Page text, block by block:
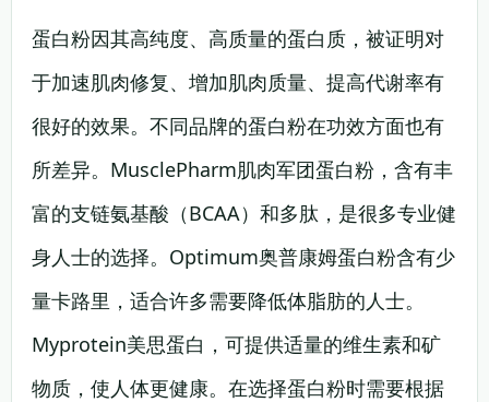
蛋白粉因其高纯度、高质量的蛋白质，被证明对
于加速肌肉修复、增加肌肉质量、提高代谢率有
很好的效果。不同品牌的蛋白粉在功效方面也有
所差异。MusclePharm肌肉军团蛋白粉，含有丰
富的支链氨基酸（BCAA）和多肽，是很多专业健
身人士的选择。Optimum奥普康姆蛋白粉含有少
量卡路里，适合许多需要降低体脂肪的人士。
Myprotein美思蛋白，可提供适量的维生素和矿
物质，使人体更健康。在选择蛋白粉时需要根据